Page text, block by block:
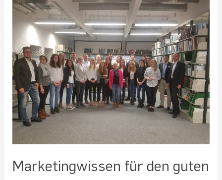
Marketingwissen für den guten
für
den
Zweck
–
Erfolgreicher
Abschluss
des
Projektseminars
‚Sales
Marketing
Practice‘